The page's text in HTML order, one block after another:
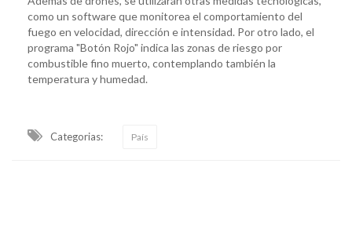
como un software que monitorea el comportamiento del
fuego en velocidad, dirección e intensidad. Por otro lado, el
programa "Botón Rojo" indica las zonas de riesgo por
combustible fino muerto, contemplando también la
temperatura y humedad.
Categorias: País